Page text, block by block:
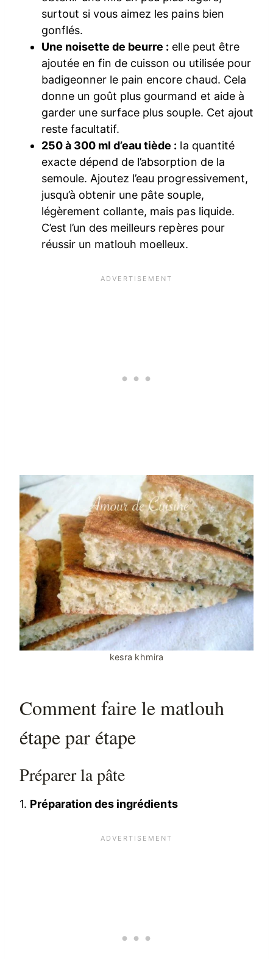
surtout si vous aimez les pains bien
gonflés.
Une noisette de beurre : elle peut être
ajoutée en fin de cuisson ou utilisée pour
badigeonner le pain encore chaud. Cela
donne un goût plus gourmand et aide à
garder une surface plus souple. Cet ajout
reste facultatif.
250 à 300 ml d’eau tiède : la quantité
exacte dépend de l’absorption de la
semoule. Ajoutez l’eau progressivement,
jusqu’à obtenir une pâte souple,
légèrement collante, mais pas liquide.
C’est l’un des meilleurs repères pour
réussir un matlouh moelleux.
kesra khmira
Comment faire le matlouh
étape par étape
Préparer la pâte
1. Préparation des ingrédients